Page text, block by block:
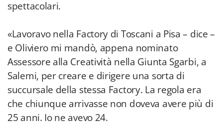
spettacolari.
«Lavoravo nella Factory di Toscani a Pisa – dice –
e Oliviero mi mandò, appena nominato
Assessore alla Creatività nella Giunta Sgarbi, a
Salemi, per creare e dirigere una sorta di
succursale della stessa Factory. La regola era
che chiunque arrivasse non doveva avere più di
25 anni. Io ne avevo 24.